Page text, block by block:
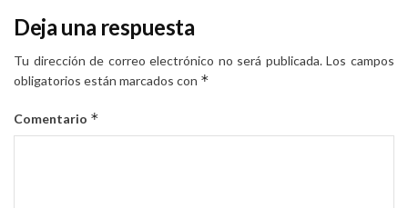
Deja una respuesta
Tu dirección de correo electrónico no será publicada. Los campos
obligatorios están marcados con *
Comentario *